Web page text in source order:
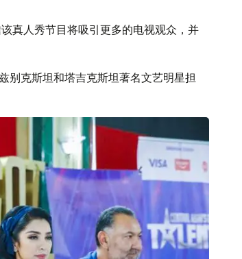
真人秀节目将吸引更多的电视观众，并
别克斯坦和塔吉克斯坦著名文艺明星担